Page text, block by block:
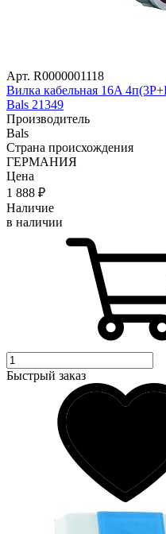
Арт. R0000001118
Вилка кабельная 16A
Bals 21349
Производитель
Bals
Страна происхождения
ГЕРМАНИЯ
Цена
1 888 ₽
Наличие
в наличии
Быстрый заказ